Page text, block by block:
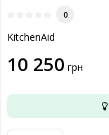
0
KitchenAid
10 250 грн